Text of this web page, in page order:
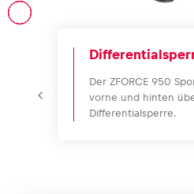
Business
Der ZFORCE 950
vorne und hinten
Differentialsperre.